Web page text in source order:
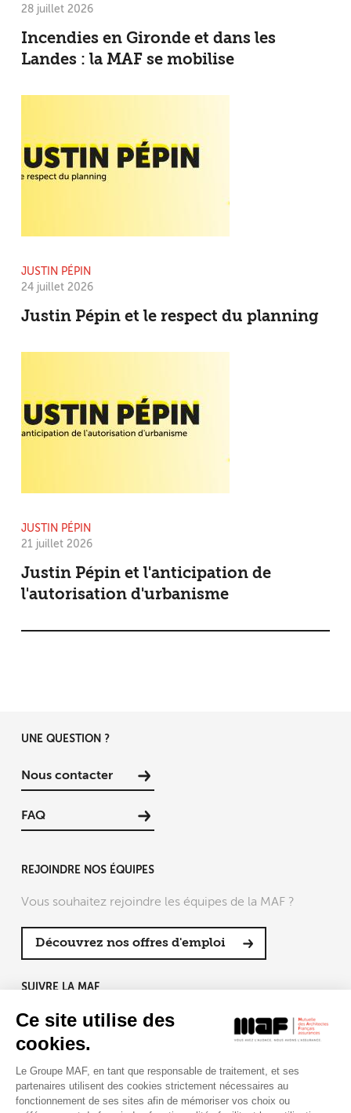
Ce site utilise des
cookies.
Le Groupe MAF, en tant que responsable de traitement, et ses
partenaires utilisent des cookies strictement nécessaires au
fonctionnement de ses sites afin de mémoriser vos choix ou
28 juillet 2026
Incendies en Gironde et dans les
Landes : la MAF se mobilise
JUSTIN PÉPIN
24 juillet 2026
Justin Pépin et le respect du planning
JUSTIN PÉPIN
21 juillet 2026
Justin Pépin et l'anticipation de
l'autorisation d'urbanisme
UNE QUESTION ?
Nous contacter
FAQ
REJOINDRE NOS ÉQUIPES
Vous souhaitez rejoindre les équipes de la MAF ?
Découvrez nos offres d'emploi
SUIVRE LA MAF
RETROUVEZ-NOUS SUR :